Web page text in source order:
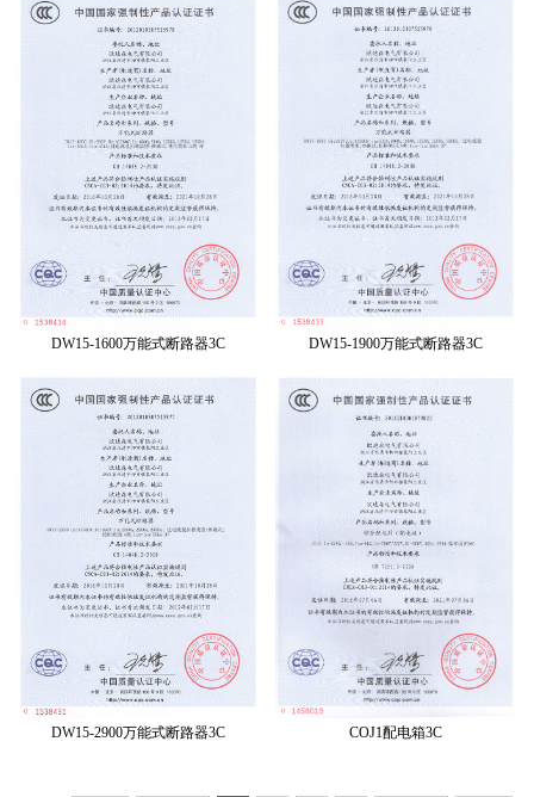
DW15-1600万能式断路器3C DW15-1900万能式断路器3C
DW15-2900万能式断路器3C COJ1配电箱3C